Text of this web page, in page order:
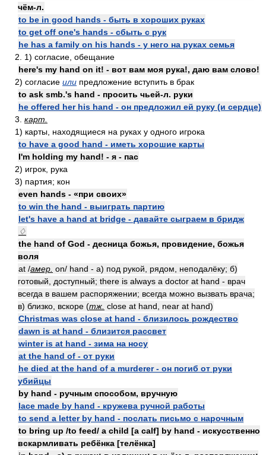
чём-л.
to be in good hands - быть в хороших руках
to get off one's hands - сбыть с рук
he has a family on his hands - у него на руках семья
2. 1) согласие, обещание
here's my hand on it! - вот вам моя рука!, даю вам слово!
2) согласие или предложение вступить в брак
to ask smb.'s hand - просить чьей-л. руки
he offered her his hand - он предложил ей руку (и сердце)
3. карт.
1) карты, находящиеся на руках у одного игрока
to have a good hand - иметь хорошие карты
I'm holding my hand! - я - пас
2) игрок, рука
3) партия; кон
even hands - «при своих»
to win the hand - выиграть партию
let's have a hand at bridge - давайте сыграем в бридж
♢
the hand of God - десница божья, провидение, божья
воля
at /амер. on/ hand - а) под рукой, рядом, неподалёку; б)
готовый, доступный; there is always a doctor at hand - врач
всегда в вашем распоряжении; всегда можно вызвать врача;
в) близко, вскоре (тж. close at hand, near at hand)
Christmas was close at hand - близилось рождество
dawn is at hand - близится рассвет
winter is at hand - зима на носу
at the hand of - от руки
he died at the hand of a murderer - он погиб от руки
убийцы
by hand - ручным способом, вручную
lace made by hand - кружева ручной работы
to send a letter by hand - послать письмо с нарочным
to bring up /to feed/ a child [a calf] by hand - искусственно
вскармливать ребёнка [телёнка]